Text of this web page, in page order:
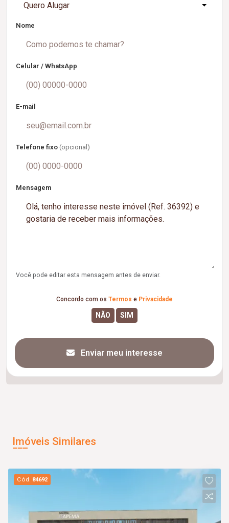
Quero Alugar
Nome
Celular / WhatsApp
E-mail
Telefone fixo (opcional)
Mensagem
Você pode editar esta mensagem antes de enviar.
Concordo com os Termos e Privacidade
Enviar meu interesse
Imóveis Similares
Cód. 84692